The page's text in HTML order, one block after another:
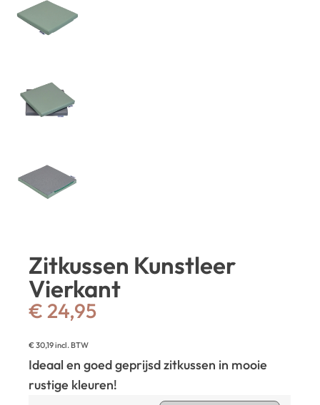
Zitkussen Kunstleer
Vierkant
€ 24,95
€30,19incl. BTW
Ideaal en goed geprijsd zitkussen in mooie
rustige kleuren!